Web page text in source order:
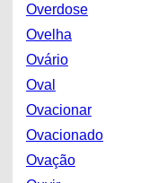
Overdose
Ovelha
Ovário
Oval
Ovacionar
Ovacionado
Ovação